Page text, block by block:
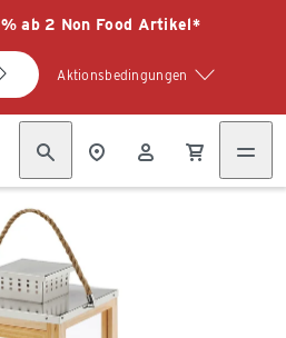
ab 2 Non Food Artikel*
Aktionsbedingungen